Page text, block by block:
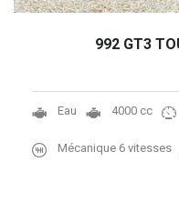
992 GT3
Eau 4000 cc
Mécanique 6 vitesses